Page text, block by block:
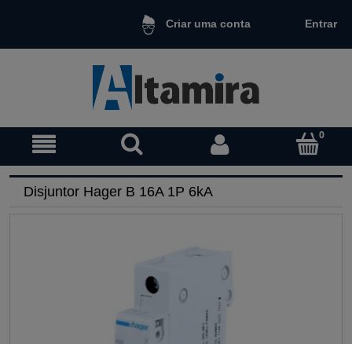
Criar uma conta Entrar
Disjuntor Hager B 16A 1P 6kA